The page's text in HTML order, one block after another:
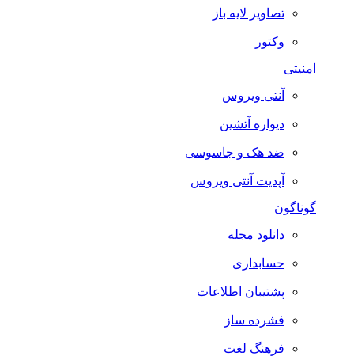
تصاویر لایه باز
وکتور
امنیتی
آنتی ویروس
دیواره آتشین
ضد هک و جاسوسی
آپدیت آنتی ویروس
گوناگون
دانلود مجله
حسابداری
پشتیبان اطلاعات
فشرده ساز
فرهنگ لغت